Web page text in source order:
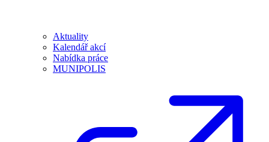
Aktuality
Kalendář akcí
Nabídka práce
MUNIPOLIS